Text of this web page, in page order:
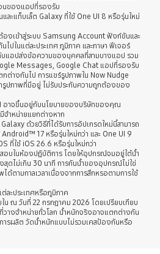
นของแอปที่รองรับ
และแท็บเล็ต Galaxy ที่ใช้ One UI 8 หรือรุ่นใหม่
งเข้าสู่ระบบ Samsung Account ฟังก์ชันและ
ปในแต่ละประเทศ ภูมิภาค และภาษา ฟีเจอร์
บแอปส่งข้อความของบุคคลที่สามบางแอป รวม
Messages, Google Chat แอปที่รองรับ
ต่างกันไป การแชร์รูปภาพใน Now Nudge
กรูปภาพที่มีอยู่ ไม่รับประกันความถูกต้องของ
อาจขึ้นอยู่กับนโยบายของบริษัทของคุณ
ำหน่ายแยกต่างหาก
ด้วยวิธีที่ได้รับการอัปเกรดใหม่นี้สามารถ
17 หรือรุ่นใหม่กว่า และ One UI 9
ที่ใช้ iOS 26.6 หรือรุ่นใหม่กว่า
อบในห้องปฏิบัติการ โดยให้อุปกรณ์จมอยู่ใต้น้ำ
สุดไม่เกิน 30 นาที การกันน้ำของอุปกรณ์ไม่ใช่
ด้ตามกาลเวลาเนื่องจากการสึกหรอตามการใช้
ละประเทศหรือภูมิภาค
น ณ วันที่ 22 กรกฎาคม 2026 โดยเปรียบเทียบ
างจำหน่ายทั่วโลก น้ำหนักจริงอาจแตกต่างกัน
ารผลิต วัดน้ำหนักแบบไม่รวมเคสป้องกันหรือ